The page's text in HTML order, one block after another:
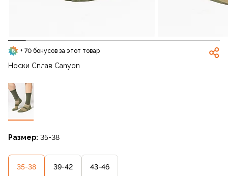
+ 70 бонусов за этот товар
Носки Сплав Canyon
Размер: 35-38
35-38 39-42 43-46